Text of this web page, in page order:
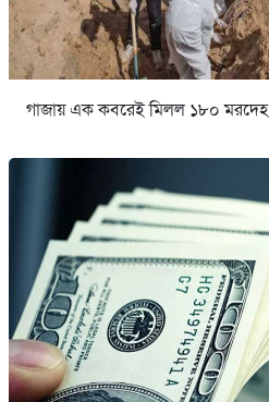
গাজায় এক কবরেই মিলল ১৮০ মরদেহ